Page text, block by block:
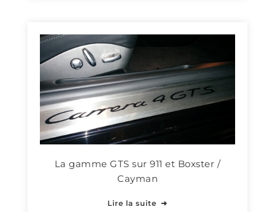
La gamme GTS sur 911 et Boxster /
Cayman
Lire la suite